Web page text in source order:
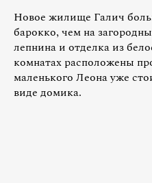
Новое жилище Галич
барокко, чем на
лепнина и отделка из
комнатах расположены
маленького Леона уже
виде домика.